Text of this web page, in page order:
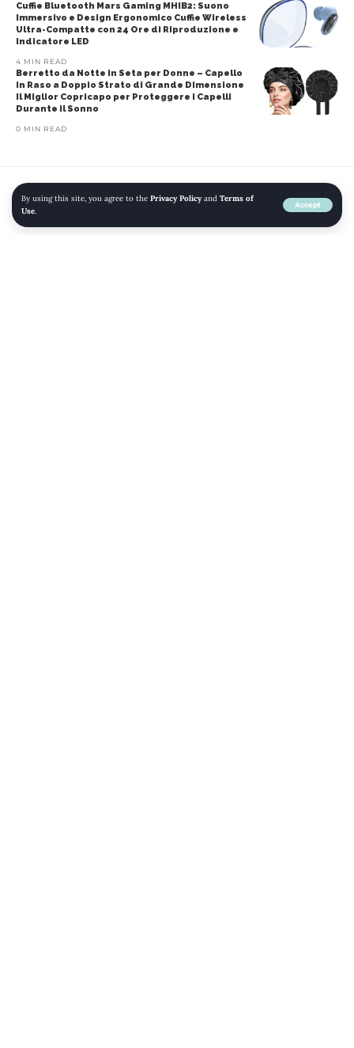
By using this site, you agree to the Privacy Policyand Terms of
Use.
Accept
Cuffie Bluetooth Mars Gaming MHIB2: Suono
Immersivo e Design Ergonomico Cuffie Wireless
Ultra-Compatte con 24 Ore di Riproduzione e
Indicatore LED
4 MIN READ
Berretto da Notte in Seta per Donne – Capello
in Raso a Doppio Strato di Grande Dimensione
Il Miglior Copricapo per Proteggere i Capelli
Durante il Sonno
0 MIN READ
Home» Blog »Calzoni Tommy Calzoni Compagno Scanton Slim
Elasticizzati: benessere e desiderio durante il tuo aspetto